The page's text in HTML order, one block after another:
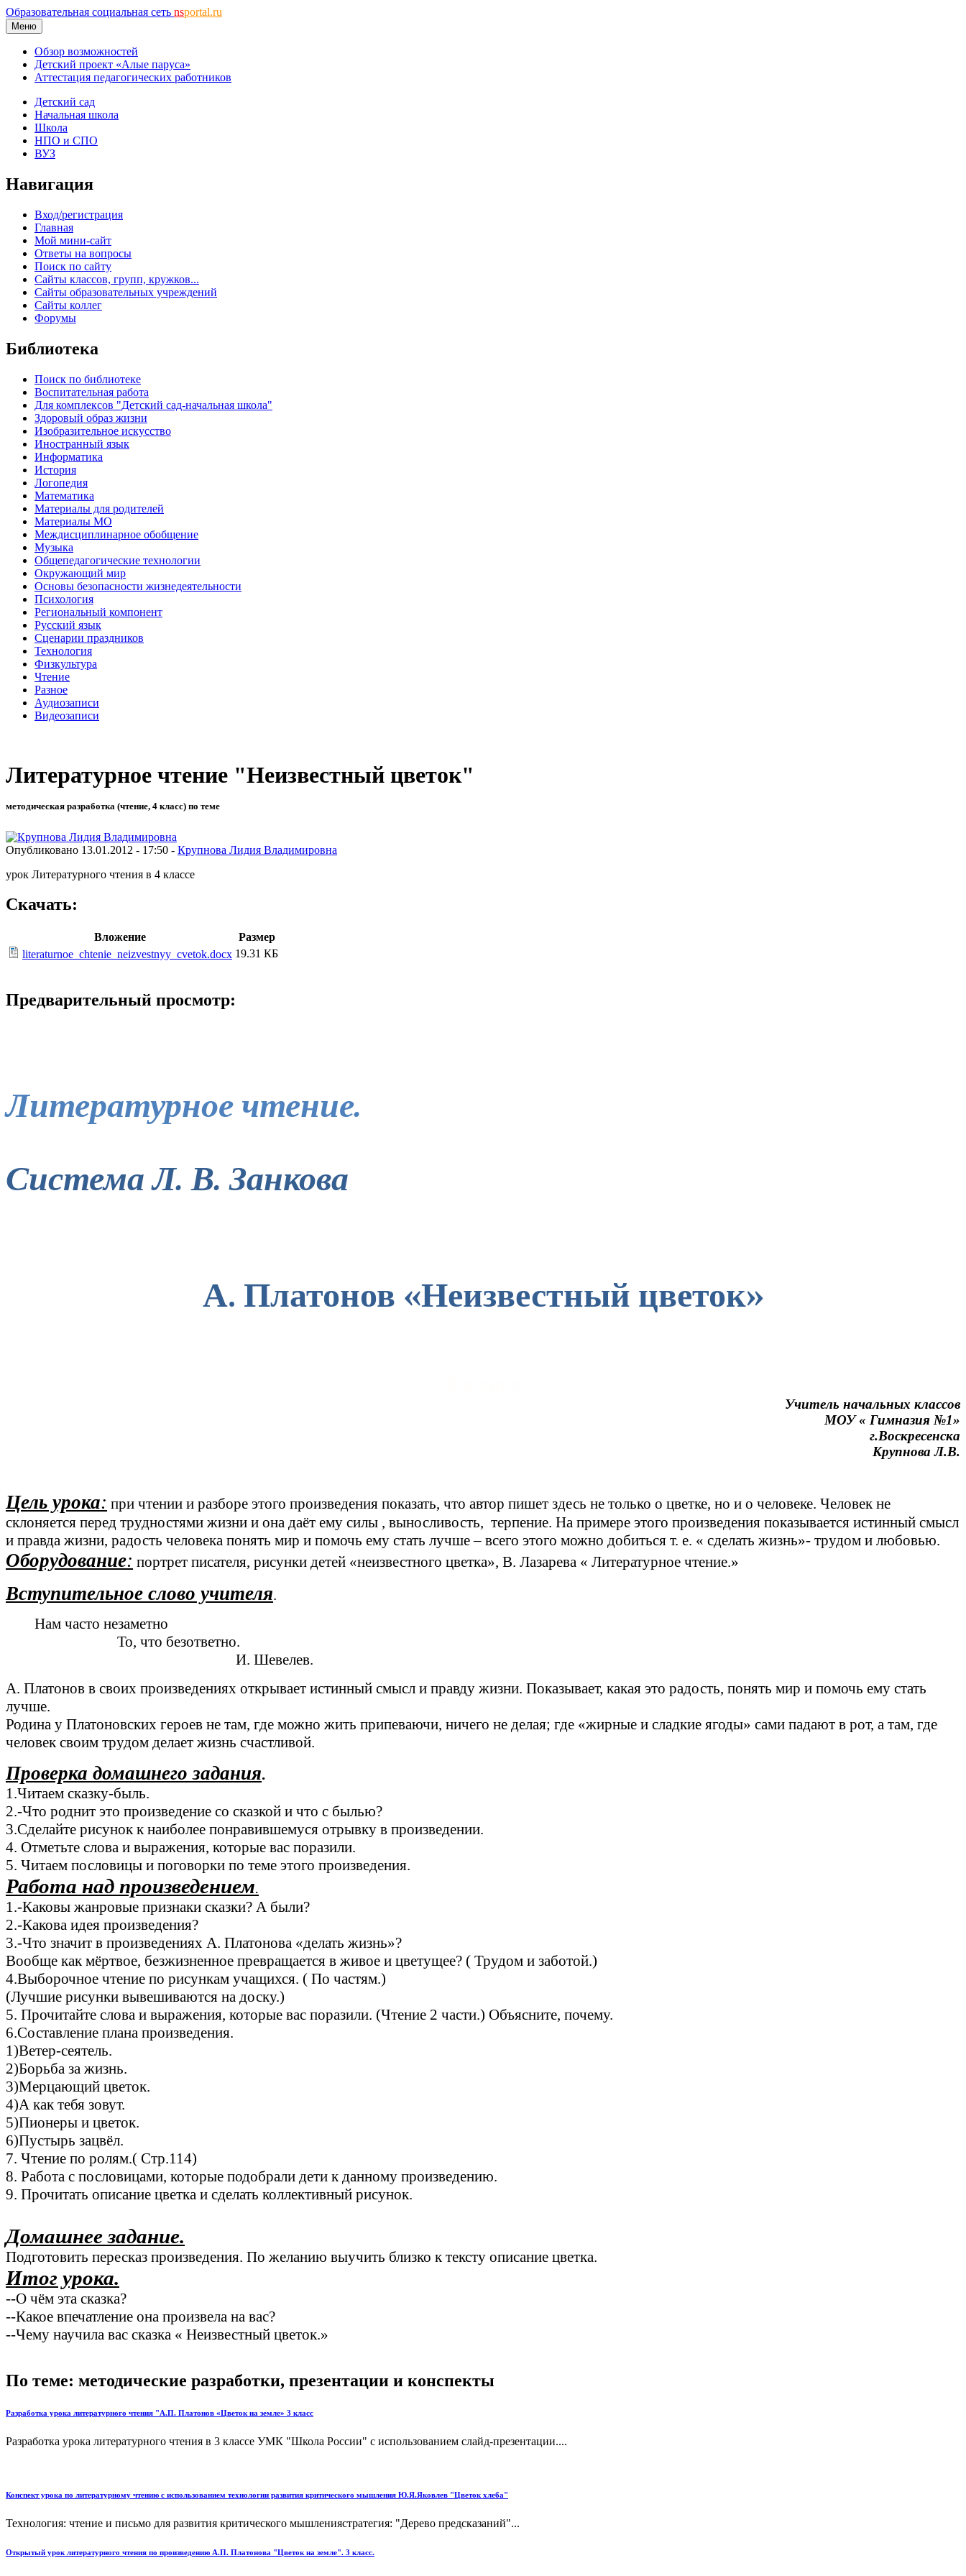
Образовательная социальная сеть nsportal.ru
Меню
Обзор возможностей
Детский проект «Алые паруса»
Аттестация педагогических работников
Детский сад
Начальная школа
Школа
НПО и СПО
ВУЗ
Навигация
Вход/регистрация
Главная
Мой мини-сайт
Ответы на вопросы
Поиск по сайту
Сайты классов, групп, кружков...
Сайты образовательных учреждений
Сайты коллег
Форумы
Библиотека
Поиск по библиотеке
Воспитательная работа
Для комплексов "Детский сад-начальная школа"
Здоровый образ жизни
Изобразительное искусство
Иностранный язык
Информатика
История
Логопедия
Математика
Материалы для родителей
Материалы МО
Междисциплинарное обобщение
Музыка
Общепедагогические технологии
Окружающий мир
Основы безопасности жизнедеятельности
Психология
Региональный компонент
Русский язык
Сценарии праздников
Технология
Физкультура
Чтение
Разное
Аудиозаписи
Видеозаписи
Литературное чтение "Неизвестный цветок"
методическая разработка (чтение, 4 класс) по теме
Опубликовано 13.01.2012 - 17:50 - Крупнова Лидия Владимировна
урок Литературного чтения в 4 классе
Скачать:
Вложение
Размер
literaturnoe_chtenie_neizvestnyy_cvetok.docx 19.31 КБ
Предварительный просмотр:
Литературное чтение.
Система Л. В. Занкова
А. Платонов «Неизвестный цветок»
Учитель начальных классов
МОУ « Гимназия №1»
г.Воскресенска
Крупнова Л.В.
Цель урока: при чтении и разборе этого произведения показать, что автор пишет здесь не только о цветке, но и о человеке. Человек не
склоняется перед трудностями жизни и она даёт ему силы , выносливость, терпение. На примере этого произведения показывается истинный смысл
и правда жизни, радость человека понять мир и помочь ему стать лучше – всего этого можно добиться т. е. « сделать жизнь»- трудом и любовью.
Оборудование: портрет писателя, рисунки детей «неизвестного цветка», В. Лазарева « Литературное чтение.»
Вступительное слово учителя.
Нам часто незаметно
То, что безответно.
И. Шевелев.
А. Платонов в своих произведениях открывает истинный смысл и правду жизни. Показывает, какая это радость, понять мир и помочь ему стать
лучше.
Родина у Платоновских героев не там, где можно жить припеваючи, ничего не делая; где «жирные и сладкие ягоды» сами падают в рот, а там, где
человек своим трудом делает жизнь счастливой.
Проверка домашнего задания.
1.Читаем сказку-быль.
2.-Что роднит это произведение со сказкой и что с былью?
3.Сделайте рисунок к наиболее понравившемуся отрывку в произведении.
4. Отметьте слова и выражения, которые вас поразили.
5. Читаем пословицы и поговорки по теме этого произведения.
Работа над произведением.
1.-Каковы жанровые признаки сказки? А были?
2.-Какова идея произведения?
3.-Что значит в произведениях А. Платонова «делать жизнь»?
Вообще как мёртвое, безжизненное превращается в живое и цветущее? ( Трудом и заботой.)
4.Выборочное чтение по рисункам учащихся. ( По частям.)
(Лучшие рисунки вывешиваются на доску.)
5. Прочитайте слова и выражения, которые вас поразили. (Чтение 2 части.) Объясните, почему.
6.Составление плана произведения.
1)Ветер-сеятель.
2)Борьба за жизнь.
3)Мерцающий цветок.
4)А как тебя зовут.
5)Пионеры и цветок.
6)Пустырь зацвёл.
7. Чтение по ролям.( Стр.114)
8. Работа с пословицами, которые подобрали дети к данному произведению.
9. Прочитать описание цветка и сделать коллективный рисунок.
Домашнее задание.
Подготовить пересказ произведения. По желанию выучить близко к тексту описание цветка.
Итог урока.
--О чём эта сказка?
--Какое впечатление она произвела на вас?
--Чему научила вас сказка « Неизвестный цветок.»
По теме: методические разработки, презентации и конспекты
Разработка урока литературного чтения "А.П. Платонов «Цветок на земле» 3 класс
Разработка урока литературного чтения в 3 классе УМК "Школа России" с использованием слайд-презентации....
Конспект урока по литературному чтению с использованием технологии развития критического мышления Ю.Я.Яковлев "Цветок хлеба"
Технология: чтение и письмо для развития критического мышлениястратегия: "Дерево предсказаний"...
Открытый урок литературного чтения по произведению А.П. Платонова "Цветок на земле". 3 класс.